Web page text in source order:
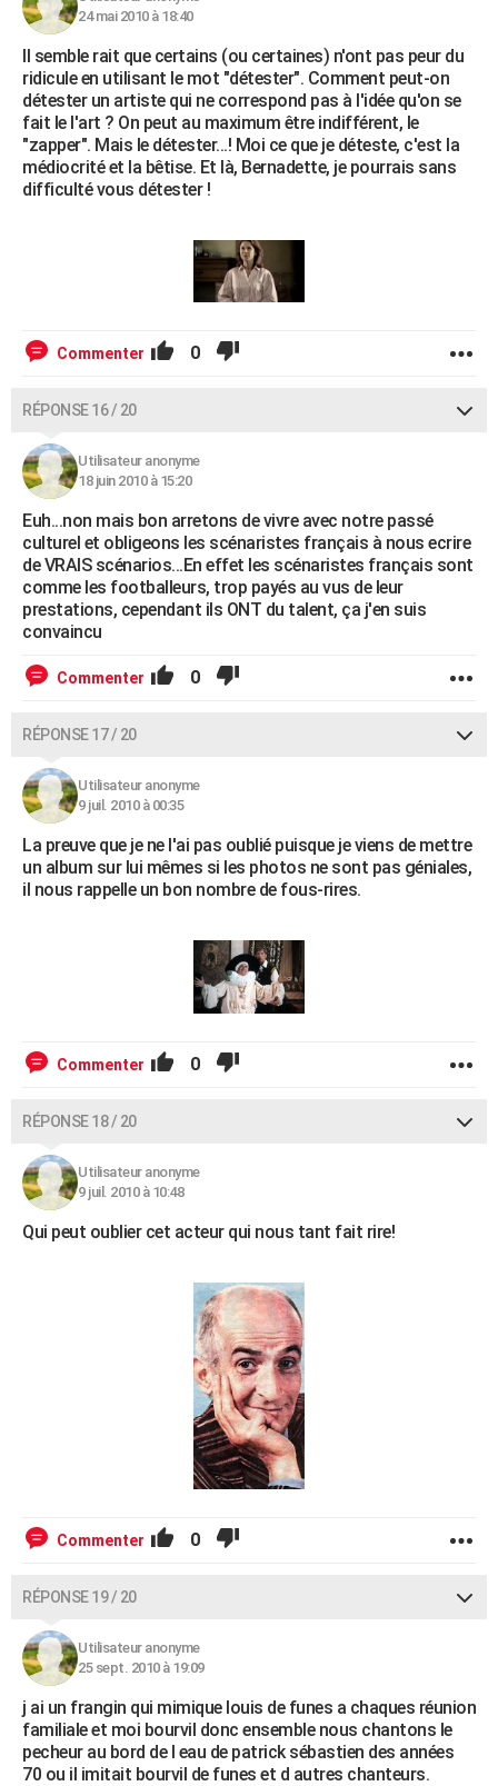
24 mai 2010 à 18:40
Il semble rait que certains (ou certaines) n'ont pas peur du
ridicule en utilisant le mot "détester". Comment peut-on
détester un artiste qui ne correspond pas à l'idée qu'on se
fait le l'art ? On peut au maximum être indifférent, le
"zapper". Mais le détester...! Moi ce que je déteste, c'est la
médiocrité et la bêtise. Et là, Bernadette, je pourrais sans
difficulté vous détester !
Commenter 0
RÉPONSE 16 / 20
Utilisateur anonyme
18 juin 2010 à 15:20
Euh...non mais bon arretons de vivre avec notre passé
culturel et obligeons les scénaristes français à nous ecrire
de VRAIS scénarios...En effet les scénaristes français sont
comme les footballeurs, trop payés au vus de leur
prestations, cependant ils ONT du talent, ça j'en suis
convaincu
Commenter 0
RÉPONSE 17 / 20
Utilisateur anonyme
9 juil. 2010 à 00:35
La preuve que je ne l'ai pas oublié puisque je viens de mettre
un album sur lui mêmes si les photos ne sont pas géniales,
il nous rappelle un bon nombre de fous-rires.
Commenter 0
RÉPONSE 18 / 20
Utilisateur anonyme
9 juil. 2010 à 10:48
Qui peut oublier cet acteur qui nous tant fait rire!
Commenter 0
RÉPONSE 19 / 20
Utilisateur anonyme
25 sept. 2010 à 19:09
j ai un frangin qui mimique louis de funes a chaques réunion
familiale et moi bourvil donc ensemble nous chantons le
pecheur au bord de l eau de patrick sébastien des années
70 ou il imitait bourvil de funes et d autres chanteurs.